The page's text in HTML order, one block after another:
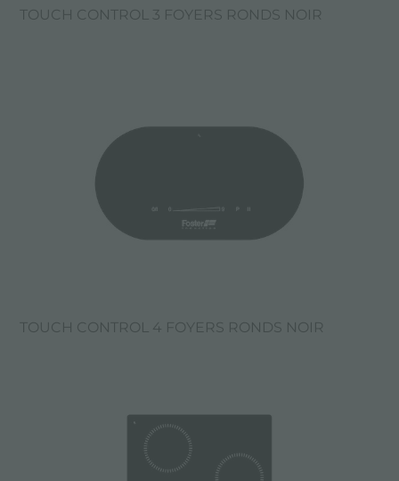
TOUCH CONTROL 3 FOYERS RONDS NOIR
TOUCH CONTROL 4 FOYERS RONDS NOIR